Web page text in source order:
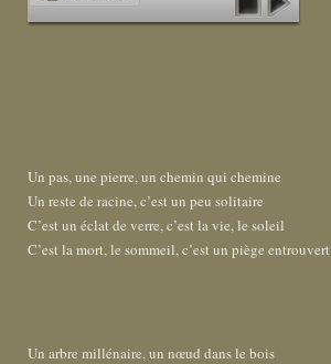
Un pas, une pierre, un chemin qui chemine
Un reste de racine, c’est un peu solitaire
C’est un éclat de verre, c’est la vie, le soleil
C’est la mort, le sommeil, c’est un piège entrouvert
Un arbre millénaire, un nœud dans le bois